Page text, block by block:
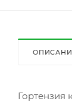
Гортензия